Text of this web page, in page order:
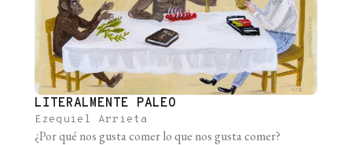
LITERALMENTE PALEO
Ezequiel Arrieta
¿Por qué nos gusta comer lo que nos gusta comer?